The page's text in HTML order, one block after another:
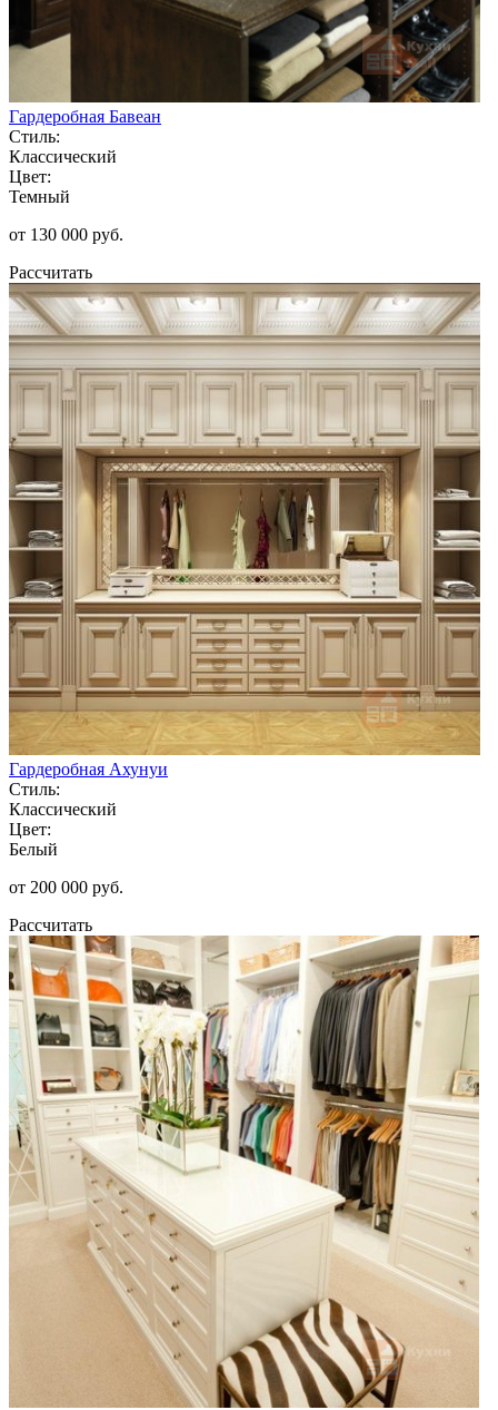
Гардеробная Бавеан
Стиль:
Классический
Цвет:
Темный
от 130 000 руб.
Рассчитать
Гардеробная Ахунуи
Стиль:
Классический
Цвет:
Белый
от 200 000 руб.
Рассчитать